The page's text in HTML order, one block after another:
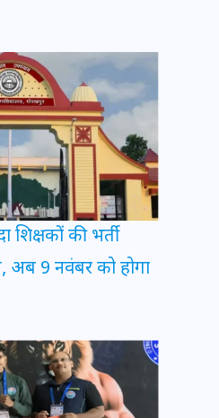
शिक्षकों की भर्ती
अब 9 नवंबर को होगा